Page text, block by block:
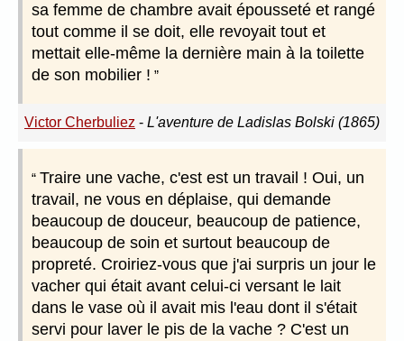
sa femme de chambre avait épousseté et rangé
tout comme il se doit, elle revoyait tout et
mettait elle-même la dernière main à la toilette
de son mobilier !
Victor Cherbuliez - L'aventure de Ladislas Bolski (1865)
Traire une vache, c'est est un travail ! Oui, un
travail, ne vous en déplaise, qui demande
beaucoup de douceur, beaucoup de patience,
beaucoup de soin et surtout beaucoup de
propreté. Croiriez-vous que j'ai surpris un jour le
vacher qui était avant celui-ci versant le lait
dans le vase où il avait mis l'eau dont il s'était
servi pour laver le pis de la vache ? C'est un